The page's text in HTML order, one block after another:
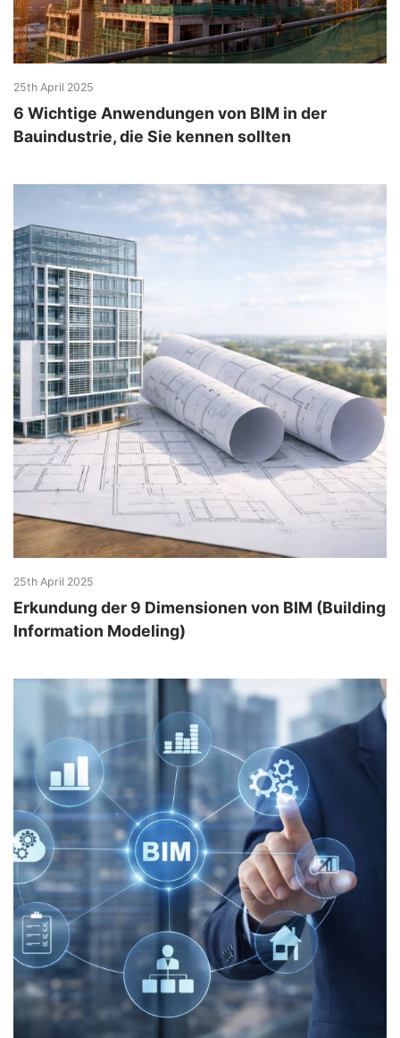
25th April 2025
6 Wichtige Anwendungen von BIM in der
Bauindustrie, die Sie kennen sollten
25th April 2025
Erkundung der 9 Dimensionen von BIM (Building
Information Modeling)